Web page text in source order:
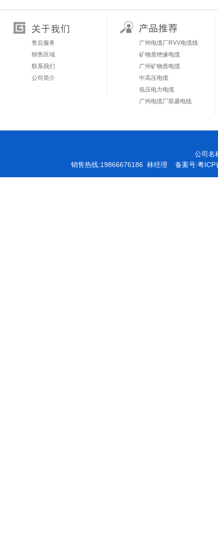
售后服务
销售区域
联系我们
公司简介
广州电缆厂RVV电缆线
矿物质绝缘电缆
广州矿物质电缆
中高压电缆
低压电力电缆
广州电缆厂双菱电线
公司名
销售热线:19866676186 林经理 备案号:粤ICP